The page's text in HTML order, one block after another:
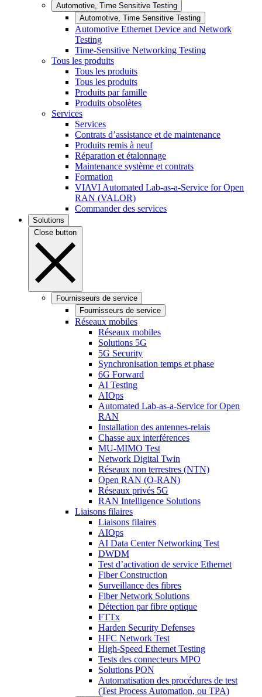
Automotive, Time Sensitive Testing
Automotive, Time Sensitive Testing
Automotive Ethernet Device and Network
Testing
Time-Sensitive Networking Testing
Tous les produits
Tous les produits
Tous les produits
Produits par famille
Produits obsolètes
Services
Services
Contrats d’assistance et de maintenance
Produits remis à neuf
Réparation et étalonnage
Maintenance système et contrats
Formation
VIAVI Automated Lab-as-a-Service for Open
RAN (VALOR)
Commander des services
Solutions
Close button
Fournisseurs de service
Fournisseurs de service
Réseaux mobiles
Réseaux mobiles
Solutions 5G
5G Security
Synchronisation temps et phase
6G Forward
AI Testing
AIOps
Automated Lab-as-a-Service for Open
RAN
Installation des antennes-relais
Chasse aux interférences
MU-MIMO Test
Network Digital Twin
Réseaux non terrestres (NTN)
Open RAN (O-RAN)
Réseaux privés 5G
RAN Intelligence Solutions
Liaisons filaires
Liaisons filaires
AIOps
AI Data Center Networking Test
DWDM
Test d’activation de service Ethernet
Fiber Construction
Surveillance des fibres
Fiber Network Solutions
Détection par fibre optique
FTTx
Harden Security Defenses
HFC Network Test
High-Speed Ethernet Testing
Tests des connecteurs MPO
Solutions PON
Automatisation des procédures de test
(Test Process Automation, ou TPA)